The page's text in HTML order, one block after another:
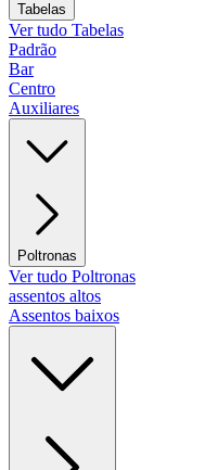
Tabelas
Ver tudo Tabelas
Padrão
Bar
Centro
Auxiliares
Poltronas
Ver tudo Poltronas
assentos altos
Assentos baixos